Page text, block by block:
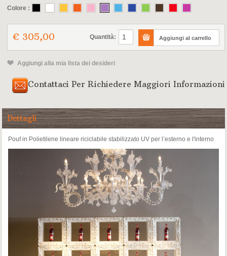
Colore :
€ 305,00 Quantità:
Aggiungi alla mia lista dei desideri
Contattaci Per Richiedere Maggiori Informazioni
Dettagli
Pouf in Polietilene lineare riciclabile stabilizzato UV per l’esterno e l'interno